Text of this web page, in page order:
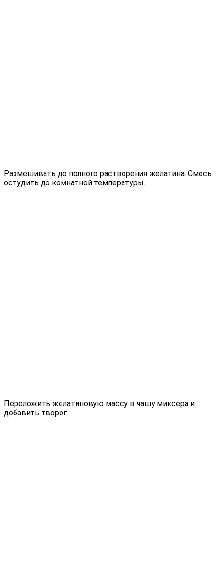
Размешивать до полного растворения желатина. Смесь
остудить до комнатной температуры.
Переложить желатиновую массу в чашу миксера и
добавить творог.